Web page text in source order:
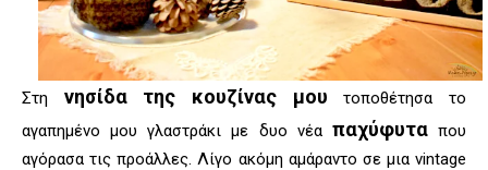
Στη νησίδα της κουζίνας μουτοποθέτησα το
αγαπημένο μου γλαστράκι με δυο νέα παχύφυταπου
αγόρασα τις προάλλες. Λίγο ακόμη αμάραντο σε μια vintage